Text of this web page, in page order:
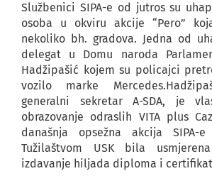
Službenici SIPA-e od jutros su
osoba u okviru akcije “Pero”
nekoliko bh. gradova. Jedna od
delegat u Domu naroda
Hadžipašić kojem su policajci
vozilo marke
generalni sekretar A-SDA, je
obrazovanje odraslih VITA plus
današnja opsežna akcija
Tužilaštvom USK bila
izdavanje hiljada diploma i